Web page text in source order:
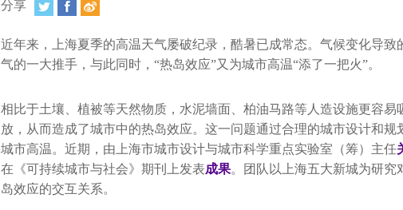
分享
近年来，上海夏季的高温天气屡破纪录，酷暑已成常态。气候变化导致
气的一大推手，与此同时，“热岛效应”又为城市高温“添了一把火”。
相比于土壤、植被等天然物质，水泥墙面、柏油马路等人造设施更容易
放，从而造成了城市中的热岛效应。这一问题通过合理的城市设计和规
城市高温。近期，由上海市城市设计与城市科学重点实验室（筹）主任
在《可持续城市与社会》期刊上发表成果。团队以上海五大新城为研究
岛效应的交互关系。